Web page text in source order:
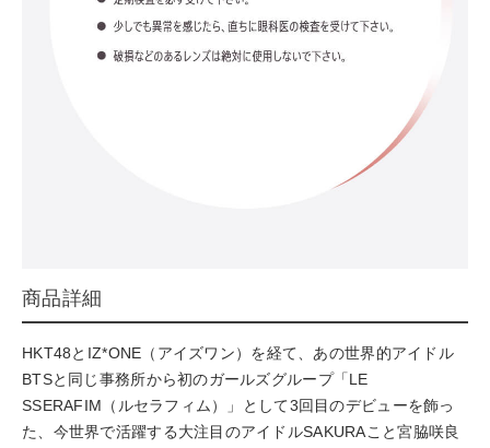
商品詳細
HKT48とIZ*ONE（アイズワン）を経て、あの世界的アイドル
BTSと同じ事務所から初のガールズグループ「LE
SSERAFIM（ルセラフィム）」として3回目のデビューを飾っ
た、今世界で活躍する大注目のアイドルSAKURAこと宮脇咲良